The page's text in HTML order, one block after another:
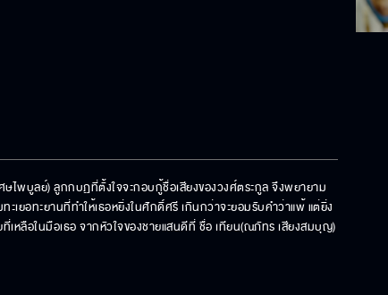
ไพบูลย์) ลูกกบฏที่ตั้งใจจะกอบกู้ชื่อเสียงของวงศ์ตระกูล จึงพยายาม
เยอทะยานที่ทำให้เธอหยิ่งในศักดิ์ศรี เกินกว่าจะยอมรับคำว่าแพ้ แต่ยิ่ง
หลือในมือเธอ จากหัวใจของชายแสนดีที่ ชื่อ เทียน(ณภัทร เสียงสมบุญ)